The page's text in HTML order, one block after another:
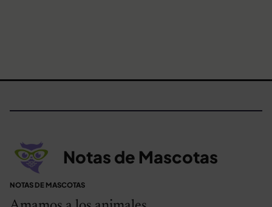
Notas de Mascotas
NOTAS DE MASCOTAS